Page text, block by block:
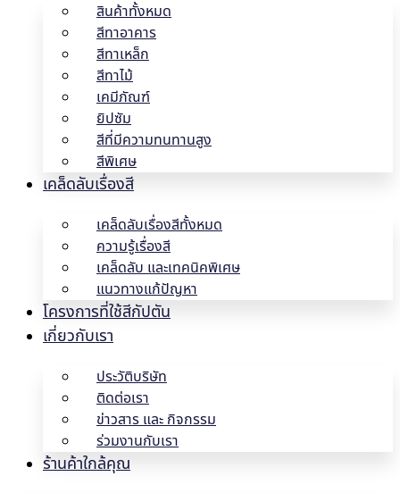
สินค้าทั้งหมด
สีทาอาคาร
สีทาเหล็ก
สีทาไม้
เคมีภัณฑ์
ยิปซัม
สีที่มีความทนทานสูง
สีพิเศษ
เคล็ดลับเรื่องสี
เคล็ดลับเรื่องสีทั้งหมด
ความรู้เรื่องสี
เคล็ดลับ และเทคนิคพิเศษ
แนวทางแก้ปัญหา
โครงการที่ใช้สีกัปตัน
เกี่ยวกับเรา
ประวัติบริษัท
ติดต่อเรา
ข่าวสาร และ กิจกรรม
ร่วมงานกับเรา
ร้านค้าใกล้คุณ